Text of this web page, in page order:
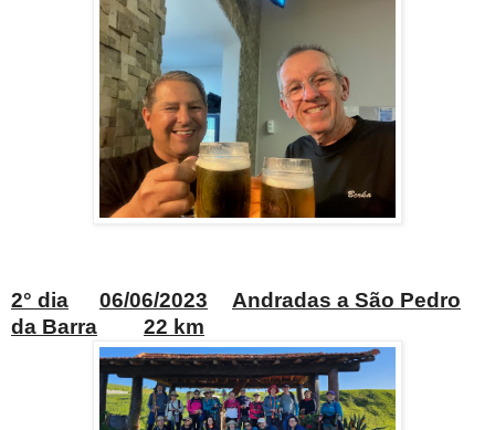
2° dia 06/06/2023 Andradas a São Pedro
da Barra
22 km